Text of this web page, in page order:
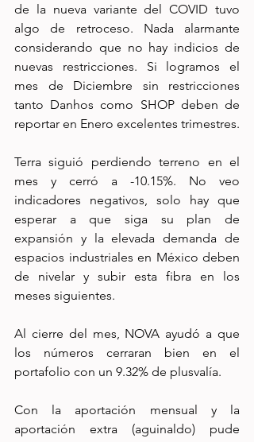
de la nueva variante del COVID tuvo
algo de retroceso. Nada alarmante
considerando que no hay indicios de
nuevas restricciones. Si logramos el
mes de Diciembre sin restricciones
tanto Danhos como SHOP deben de
reportar en Enero excelentes trimestres.
Terra siguió perdiendo terreno en el
mes y cerró a -10.15%. No veo
indicadores negativos, solo hay que
esperar a que siga su plan de
expansión y la elevada demanda de
espacios industriales en México deben
de nivelar y subir esta fibra en los
meses siguientes.
Al cierre del mes, NOVA ayudó a que
los números cerraran bien en el
portafolio con un 9.32% de plusvalía.
Con la aportación mensual y la
aportación extra (aguinaldo) pude